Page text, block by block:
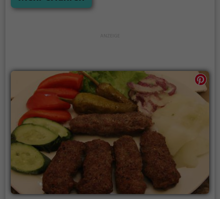
Restaurant auch gesunde Gerichte an, die sowohl